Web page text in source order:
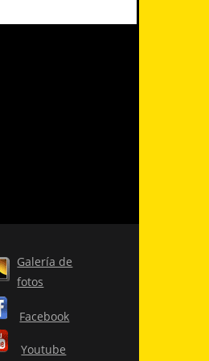
Galería de
fotos
Facebook
Youtube